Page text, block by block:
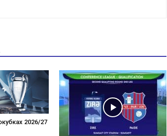
2026/27